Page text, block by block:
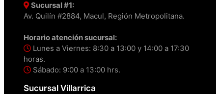
Sucursal #1:
Av. Quilín #2884, Macul, Región Metropolitana.
Horario atención sucursal:
Lunes a Viernes: 8:30 a 13:00 y 14:00 a 17:30
horas.
Sábado: 9:00 a 13:00 hrs.
Sucursal Villarrica